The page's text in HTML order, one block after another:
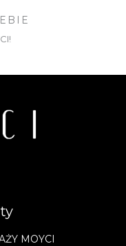
MOYCI